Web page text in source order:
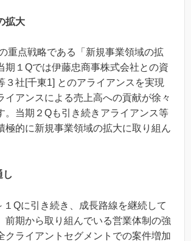
拡大
重点戦略である「新規事業領域の拡
期１Qでは伊藤忠商事株式会社との資
３社[千東1] とのアライアンスを実現
イアンスによる売上高への貢献が徐々
。当期２Qも引き続きアライアンス等
極的に新規事業領域の拡大に取り組ん
し
１Qに引き続き、成長路線を継続して
前期から取り組んでいる営業体制の強
クライアントセグメントでの案件増加